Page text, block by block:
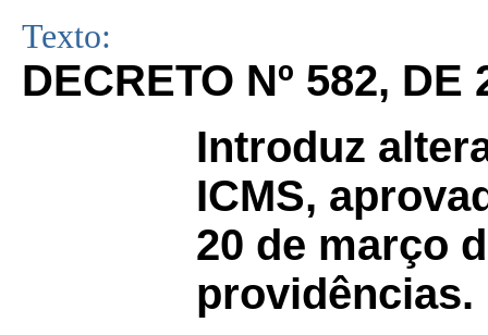
Texto:
DECRETO Nº 582,
Introduz
ICMS,
20 de março
providências.